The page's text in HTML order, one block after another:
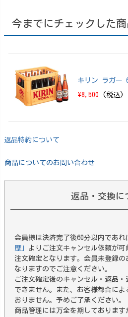
今までにチェックした商
キリン ラガー
\8,500 (税込)
返品特約について
商品についてのお問い合わせ
返品・交換に
会員様は決済完了後60分以内であれ
歴」 よりご注文キャンセル依頼が
注文確定となります。会員未登録の
なりますのでご注意ください。
ご注文確定後のキャンセル・返品
できません。また、お客様都合に
おりません。予めご了承ください。
商品管理には万全を期しておりま